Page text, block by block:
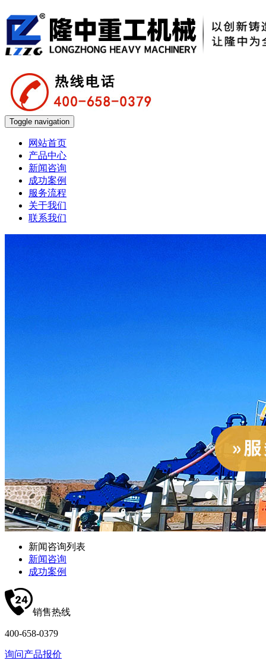
Toggle navigation
网站首页
产品中心
新闻咨询
成功案例
服务流程
关于我们
联系我们
新闻咨询列表
新闻咨询
成功案例
销售热线
400-658-0379
询问产品报价